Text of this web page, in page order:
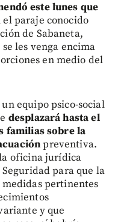
este lunes que
paraje conocido
de Sabaneta,
les venga encima
en medio del
equipo psico-social
desplazará hasta el
familias sobre la
preventiva.
oficina jurídica
para que la
pertinentes
y que